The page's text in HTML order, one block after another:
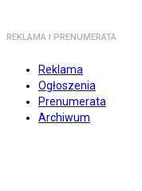
REKLAMA I PRENUMERATA
Reklama
Ogłoszenia
Prenumerata
Archiwum